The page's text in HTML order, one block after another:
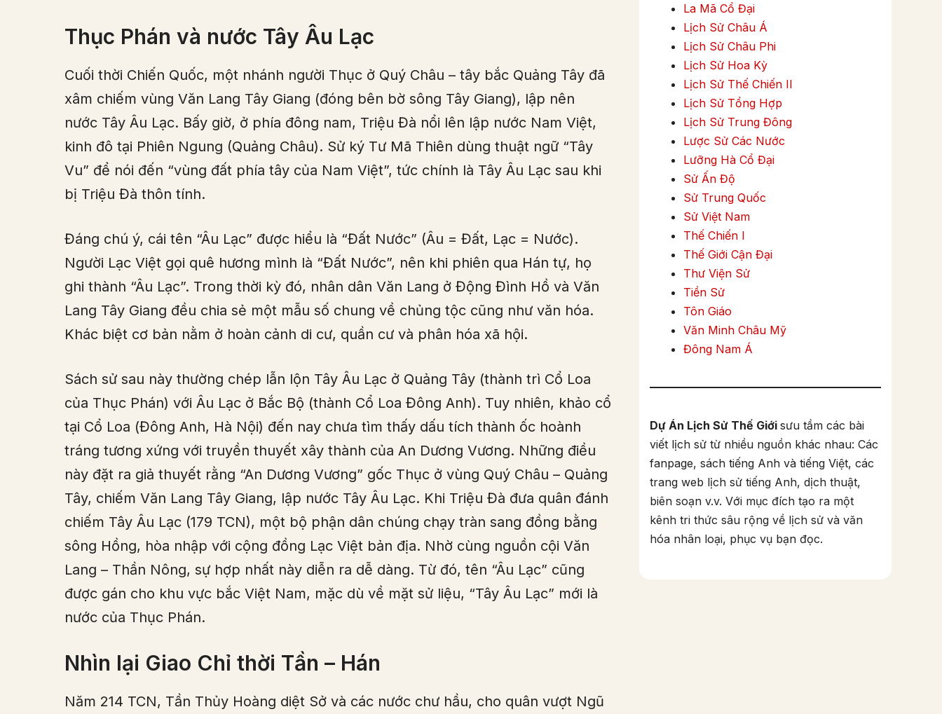
Thục Phán và nước Tây Âu Lạc
Cuối thời Chiến Quốc, một nhánh người Thục ở Quý Châu – tây bắc Quảng Tây đã
xâm chiếm vùng Văn Lang Tây Giang (đóng bên bờ sông Tây Giang), lập nên
nước Tây Âu Lạc. Bấy giờ, ở phía đông nam, Triệu Đà nổi lên lập nước Nam Việt,
kinh đô tại Phiên Ngung (Quảng Châu). Sử ký Tư Mã Thiên dùng thuật ngữ “Tây
Vu” để nói đến “vùng đất phía tây của Nam Việt”, tức chính là Tây Âu Lạc sau khi
bị Triệu Đà thôn tính.
Đáng chú ý, cái tên “Âu Lạc” được hiểu là “Đất Nước” (Âu = Đất, Lạc = Nước).
Người Lạc Việt gọi quê hương mình là “Đất Nước”, nên khi phiên qua Hán tự, họ
ghi thành “Âu Lạc”. Trong thời kỳ đó, nhân dân Văn Lang ở Động Đình Hồ và Văn
Lang Tây Giang đều chia sẻ một mẫu số chung về chủng tộc cũng như văn hóa.
Khác biệt cơ bản nằm ở hoàn cảnh di cư, quần cư và phân hóa xã hội.
Sách sử sau này thường chép lẫn lộn Tây Âu Lạc ở Quảng Tây (thành trì Cổ Loa
của Thục Phán) với Âu Lạc ở Bắc Bộ (thành Cổ Loa Đông Anh). Tuy nhiên, khảo cổ
tại Cổ Loa (Đông Anh, Hà Nội) đến nay chưa tìm thấy dấu tích thành ốc hoành
tráng tương xứng với truyền thuyết xây thành của An Dương Vương. Những điều
này đặt ra giả thuyết rằng “An Dương Vương” gốc Thục ở vùng Quý Châu – Quảng
Tây, chiếm Văn Lang Tây Giang, lập nước Tây Âu Lạc. Khi Triệu Đà đưa quân đánh
chiếm Tây Âu Lạc (179 TCN), một bộ phận dân chúng chạy tràn sang đồng bằng
sông Hồng, hòa nhập với cộng đồng Lạc Việt bản địa. Nhờ cùng nguồn cội Văn
Lang – Thần Nông, sự hợp nhất này diễn ra dễ dàng. Từ đó, tên “Âu Lạc” cũng
được gán cho khu vực bắc Việt Nam, mặc dù về mặt sử liệu, “Tây Âu Lạc” mới là
nước của Thục Phán.
Nhìn lại Giao Chỉ thời Tần – Hán
Năm 214 TCN, Tần Thủy Hoàng diệt Sở và các nước chư hầu, cho quân vượt Ngũ
La Mã Cổ Đại
Lịch Sử Châu Á
Lịch Sử Châu Phi
Lịch Sử Hoa Kỳ
Lịch Sử Thế Chiến II
Lịch Sử Tổng Hợp
Lịch Sử Trung Đông
Lược Sử Các Nước
Lưỡng Hà Cổ Đại
Sử Ấn Độ
Sử Trung Quốc
Sử Việt Nam
Thế Chiến I
Thế Giới Cận Đại
Thư Viện Sử
Tiền Sử
Tôn Giáo
Văn Minh Châu Mỹ
Đông Nam Á
Dự Án Lịch Sử Thế Giới sưu tầm các bài
viết lịch sử từ nhiều nguồn khác nhau: Các
fanpage, sách tiếng Anh và tiếng Việt, các
trang web lịch sử tiếng Anh, dịch thuật,
biên soạn v.v. Với mục đích tạo ra một
kênh tri thức sâu rộng về lịch sử và văn
hóa nhân loại, phục vụ bạn đọc.